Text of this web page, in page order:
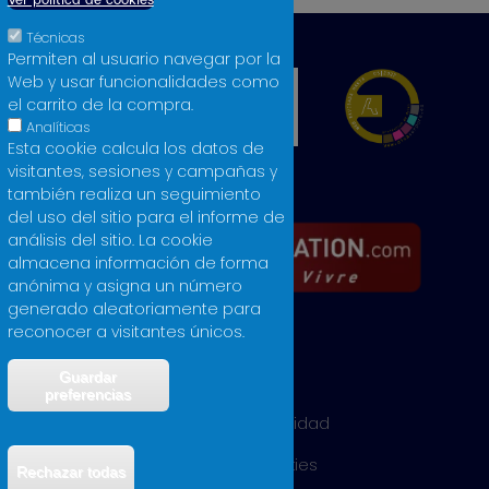
Política de privacidad
Política de cookies
Técnicas
Permiten al usuario navegar por la
Web y usar funcionalidades como
el carrito de la compra.
Analíticas
Esta cookie calcula los datos de
visitantes, sesiones y campañas y
también realiza un seguimiento
del uso del sitio para el informe de
análisis del sitio. La cookie
almacena información de forma
anónima y asigna un número
generado aleatoriamente para
reconocer a visitantes únicos.
preferencias
Rechazar todas